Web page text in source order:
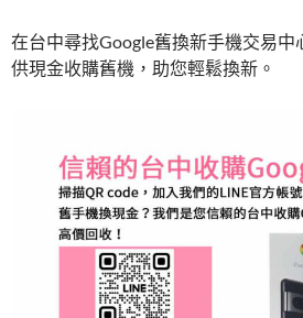
在台中尋找Google舊換新手機交易中
供現金收購舊機，助您輕鬆換新。